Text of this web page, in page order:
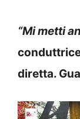
“Mi metti
diretta.